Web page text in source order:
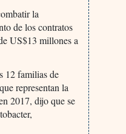
la
de los contratos
US$13 millones a
12 familias de
representan la
2017, dijo que se